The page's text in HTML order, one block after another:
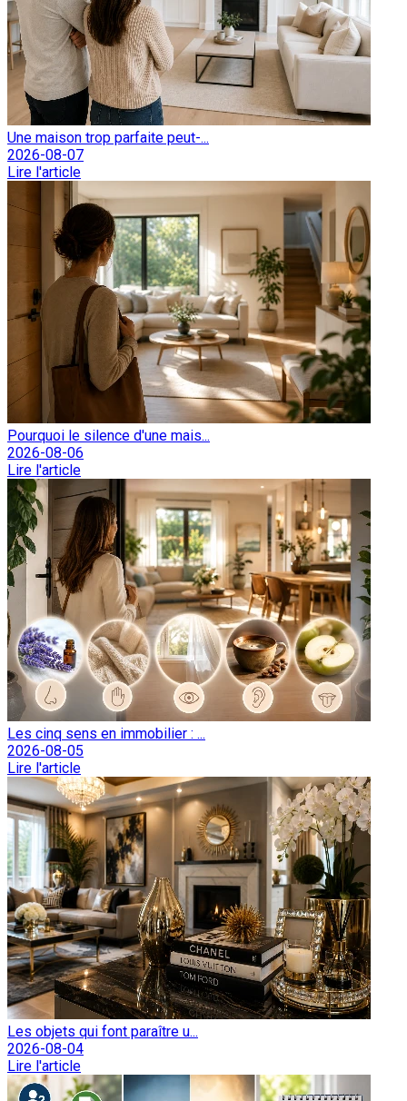
Une maison trop parfaite peut-...
2026-08-07
Lire l'article
Pourquoi le silence d'une mais...
2026-08-06
Lire l'article
Les cinq sens en immobilier : ...
2026-08-05
Lire l'article
Les objets qui font paraître u...
2026-08-04
Lire l'article